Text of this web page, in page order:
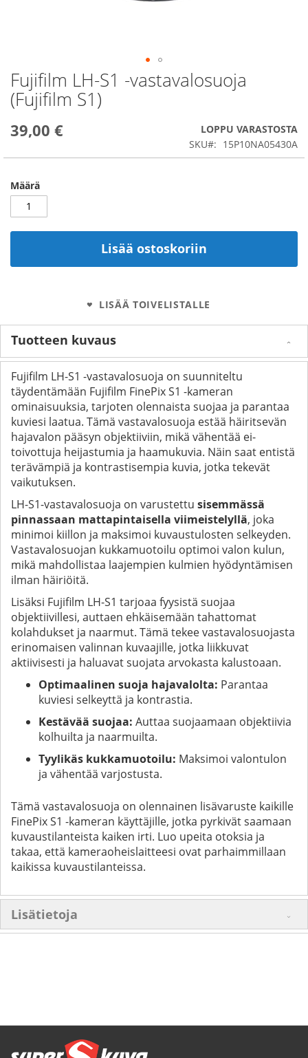
Fujifilm LH-S1 -vastavalosuoja
(Fujifilm S1)
39,00 €
LOPPU VARASTOSTA
SKU
15P10NA05430A
Määrä
Lisää ostoskoriin
LISÄÄ TOIVELISTALLE
Skip
to
the
of
Tuotteen kuvaus
Fujifilm LH-S1 -vastavalosuoja on suunniteltu
täydentämään Fujifilm FinePix S1 -kameran
ominaisuuksia, tarjoten olennaista suojaa ja parantaa
kuviesi laatua. Tämä vastavalosuoja estää häiritsevän
hajavalon pääsyn objektiiviin, mikä vähentää ei-
toivottuja heijastumia ja haamukuvia. Näin saat entistä
terävämpiä ja kontrastisempia kuvia, jotka tekevät
vaikutuksen.
LH-S1-vastavalosuoja on varustettu sisemmässä
pinnassaan mattapintaisella viimeistelyllä, joka
minimoi kiillon ja maksimoi kuvaustulosten selkeyden.
Vastavalosuojan kukkamuotoilu optimoi valon kulun,
mikä mahdollistaa laajempien kulmien hyödyntämisen
ilman häiriöitä.
Lisäksi Fujifilm LH-S1 tarjoaa fyysistä suojaa
objektiivillesi, auttaen ehkäisemään tahattomat
kolahdukset ja naarmut. Tämä tekee vastavalosuojasta
erinomaisen valinnan kuvaajille, jotka liikkuvat
aktiivisesti ja haluavat suojata arvokasta kalustoaan.
Optimaalinen suoja hajavalolta: Parantaa
kuviesi selkeyttä ja kontrastia.
Kestävää suojaa: Auttaa suojaamaan objektiivia
kolhuilta ja naarmuilta.
Tyylikäs kukkamuotoilu: Maksimoi valontulon
ja vähentää varjostusta.
Tämä vastavalosuoja on olennainen lisävaruste kaikille
FinePix S1 -kameran käyttäjille, jotka pyrkivät saamaan
kuvaustilanteista kaiken irti. Luo upeita otoksia ja
takaa, että kameraoheislaitteesi ovat parhaimmillaan
kaikissa kuvaustilanteissa.
Lisätietoja